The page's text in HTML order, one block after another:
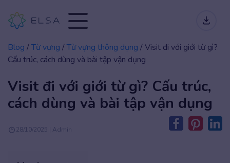
Blog /Từ vựng /Từ vựng thông dụng /Visit đi với giới từ gì?
Cấu trúc, cách dùng và bài tập vận dụng
Visit đi với giới từ gì? Cấu trúc,
cách dùng và bài tập vận dụng
28/10/2025 | Admin